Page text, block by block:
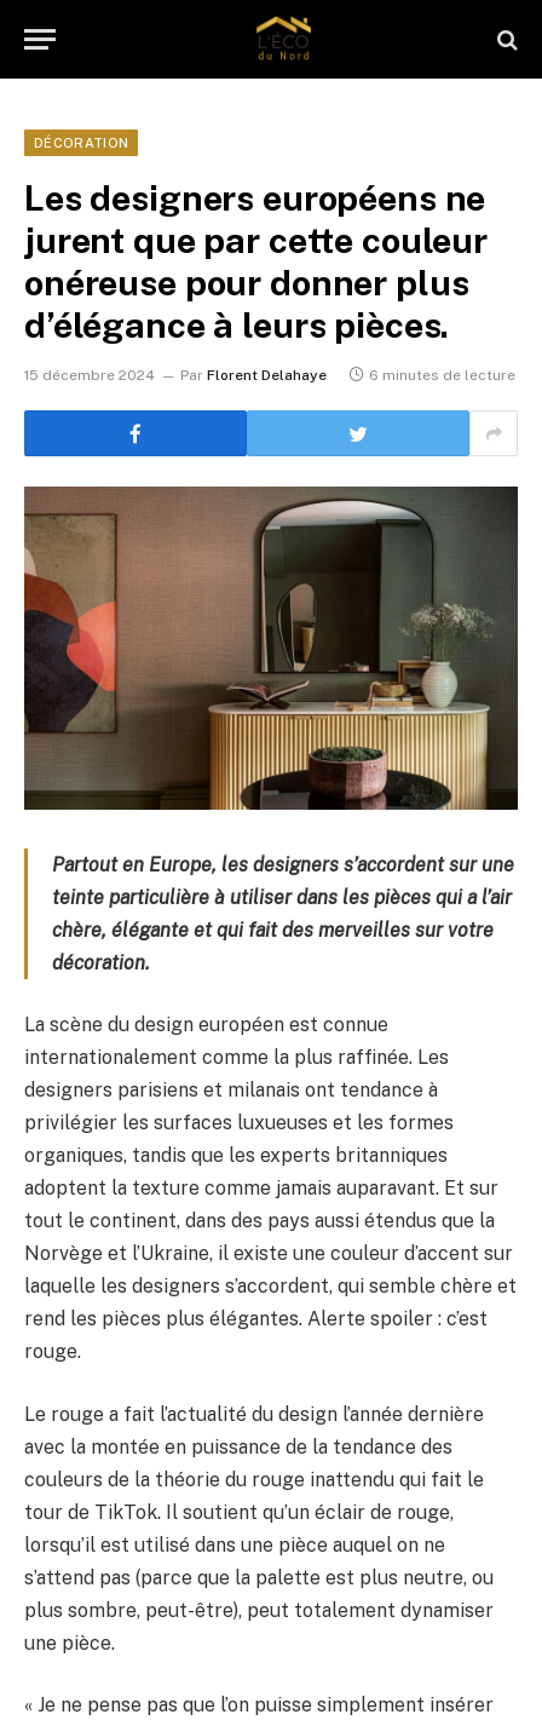
DÉCORATION
Les designers européens ne
jurent que par cette couleur
onéreuse pour donner plus
d’élégance à leurs pièces.
15 décembre 2024 Par Florent Delahaye 6 minutes de lecture
Partout en Europe, les designers s’accordent sur une
teinte particulière à utiliser dans les pièces qui a l’air
chère, élégante et qui fait des merveilles sur votre
décoration.
La scène du design européen est connue
internationalement comme la plus raffinée. Les
designers parisiens et milanais ont tendance à
privilégier les surfaces luxueuses et les formes
organiques, tandis que les experts britanniques
adoptent la texture comme jamais auparavant. Et sur
tout le continent, dans des pays aussi étendus que la
Norvège et l’Ukraine, il existe une couleur d’accent sur
laquelle les designers s’accordent, qui semble chère et
rend les pièces plus élégantes. Alerte spoiler : c’est
rouge.
Le rouge a fait l’actualité du design l’année dernière
avec la montée en puissance de la tendance des
couleurs de la théorie du rouge inattendu qui fait le
tour de TikTok. Il soutient qu’un éclair de rouge,
lorsqu’il est utilisé dans une pièce auquel on ne
s’attend pas (parce que la palette est plus neutre, ou
plus sombre, peut-être), peut totalement dynamiser
une pièce.
« Je ne pense pas que l’on puisse simplement insérer